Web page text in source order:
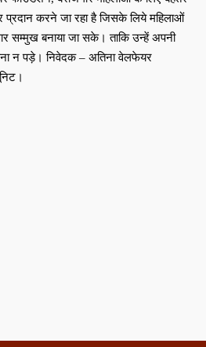
करने जा रहा है जिसके लिये महिलाओं
सम्मुख बनाया जा सके। ताकि उन्हें अपनी
न पड़े। निवेदक – अतिना वेलफेयर